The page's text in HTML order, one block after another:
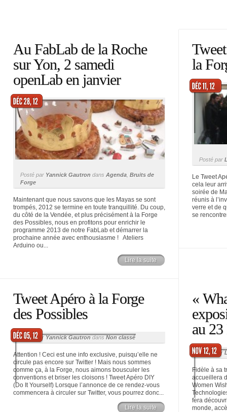
Au FabLab de la Roche
sur Yon, 2 samedi
openLab en janvier
Posté par Yannick Gautron dans Agenda Bruits de
Forge
Maintenant que nous savons que les Mayas se sont
trompés, 2012 se termine en toute tranquillité. Du coup,
du côté de la Vendée, et plus précisément à la Forge
des Possibles, nous en profitons pour enrichir le
programme 2013 de notre FabLab et démarrer la
prochaine année avec enthousiasme ! Ateliers
Arduino ou...
Lire la suite
la
Posté par
Le Tweet
cela leur
soirée de
réunis à
verre et de
se
Tweet Apéro à la Forge
des Possibles
Posté parYannick GautrondansNon classé
Attention ! Ceci est une info exclusive, puisqu’elle ne
circule pas encore sur Twitter ! Mais nous sommes
comme ça, à la Forge, nous aimons bousculer les
conventions et briser les cloisons ! Tweet Apéro DIY
(Do It Yourself) Lorsque l’annonce de ce rendez-vous
commencera à circuler sur Twitter, vous pourrez donc...
Lire la suite
«
au
Posté par
Fidèle à sa
accueillera
Women
fera
monde,